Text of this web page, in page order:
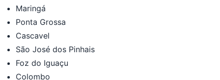
Maringá
Ponta Grossa
Cascavel
São José dos Pinhais
Foz do Iguaçu
Colombo